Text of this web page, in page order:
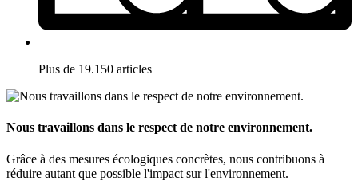
Plus de 19.150 articles
Nous travaillons dans le respect de notre environnement.
Grâce à des mesures écologiques concrètes, nous contribuons à
réduire autant que possible l'impact sur l'environnement.